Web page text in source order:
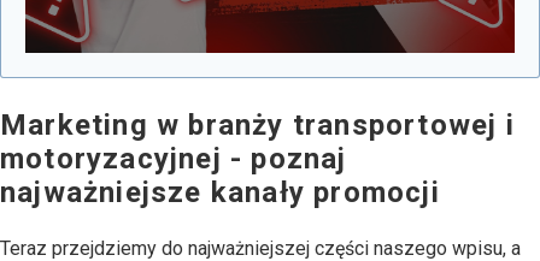
Marketing w branży transportowej i
motoryzacyjnej - poznaj
najważniejsze kanały promocji
Teraz przejdziemy do najważniejszej części naszego wpisu, a